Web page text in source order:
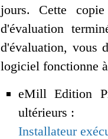
jours. Cette
d'évaluation
d'évaluation, vous
logiciel fonctionne
eMill Edition
ultérieurs :
Installateur